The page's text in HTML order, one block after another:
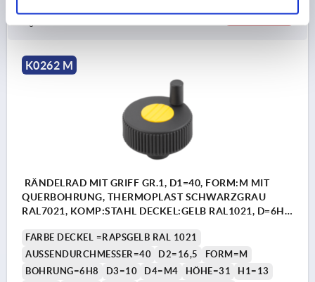
zzgl. MwSt.
DETAILS
K0262 M
RÄNDELRAD MIT GRIFF GR.1, D1=40, FORM:M MIT
QUERBOHRUNG, THERMOPLAST SCHWARZGRAU
RAL7021, KOMP:STAHL DECKEL:GELB RAL1021, D=6H8,
FARBE DECKEL =RAPSGELB RAL 1021
AUSSENDURCHMESSER=40
D2=16,5
FORM=M
BOHRUNG=6H8
D3=10 D4=M4 HÖHE=31
H1=13